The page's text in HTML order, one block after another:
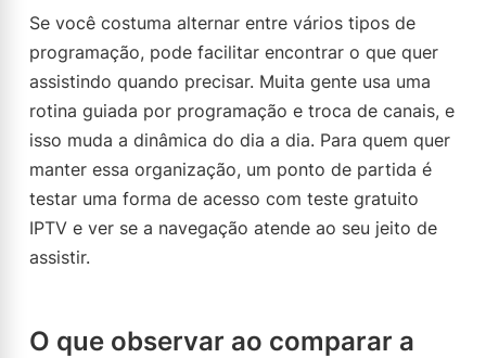
Se você costuma alternar entre vários tipos de
programação, pode facilitar encontrar o que quer
assistindo quando precisar. Muita gente usa uma
rotina guiada por programação e troca de canais, e
isso muda a dinâmica do dia a dia. Para quem quer
manter essa organização, um ponto de partida é
testar uma forma de acesso com teste gratuito
IPTV e ver se a navegação atende ao seu jeito de
assistir.
O que observar ao comparar a